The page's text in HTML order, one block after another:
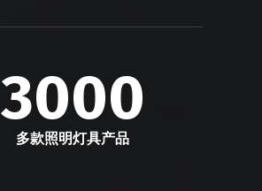
3000
多款照明灯具产品